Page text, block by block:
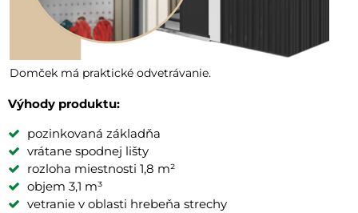
Domček má praktické odvetrávanie.
Výhody produktu:
pozinkovaná základňa
vrátane spodnej lišty
rozloha miestnosti 1,8 m²
objem 3,1 m³
vetranie v oblasti hrebeňa strechy